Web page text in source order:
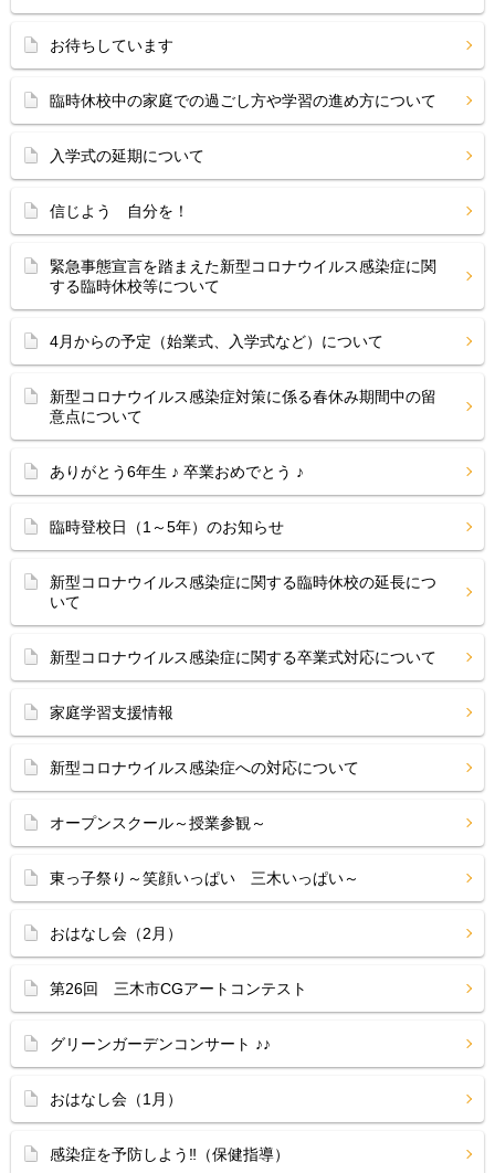
お待ちしています
臨時休校中の家庭での過ごし方や学習の進め方について
入学式の延期について
信じよう 自分を！
緊急事態宣言を踏まえた新型コロナウイルス感染症に関
する臨時休校等について
4月からの予定（始業式、入学式など）について
新型コロナウイルス感染症対策に係る春休み期間中の留
意点について
ありがとう6年生 ♪ 卒業おめでとう ♪
臨時登校日（1～5年）のお知らせ
新型コロナウイルス感染症に関する臨時休校の延長につ
いて
新型コロナウイルス感染症に関する卒業式対応について
家庭学習支援情報
新型コロナウイルス感染症への対応について
オープンスクール～授業参観～
東っ子祭り～笑顔いっぱい 三木いっぱい～
おはなし会（2月）
第26回 三木市CGアートコンテスト
グリーンガーデンコンサート ♪♪
おはなし会（1月）
感染症を予防しよう‼（保健指導）